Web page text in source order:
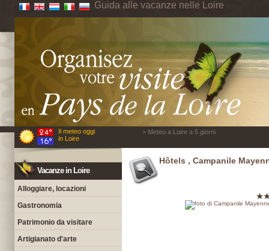
Guida alle vacanze nelle Loire
Il meteo oggi
in Loire
> Meteo a Loire a 5 giorni
Vacanze in Loire
Alloggiare, locazioni
Gastronomia
Patrimonio da visitare
Artigianato d'arte
Hôtels , Campanile